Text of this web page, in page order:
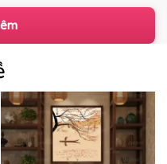
nghệ thuật truyền thống
bằng mực nước, chú
đề cao sự tĩnh lặng và
gian để chiêm nghiệm,
cân bằng cho người